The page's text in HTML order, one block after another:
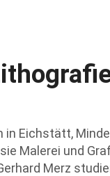
in Eichstätt,
Malerei und
Merz